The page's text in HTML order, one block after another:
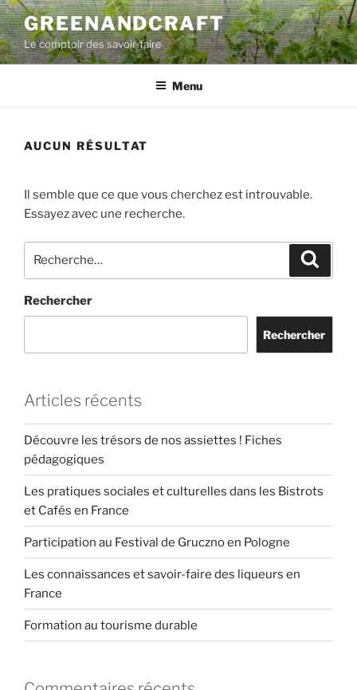
Aller
au
contenu
principal
GREENANDCRAFT
Le comptoir des savoir-faire
Menu
AUCUN RÉSULTAT
Il semble que ce que vous cherchez est introuvable.
Essayez avec une recherche.
pour
Rechercher
Rechercher
Articles récents
Découvre les trésors de nos assiettes ! Fiches
pédagogiques
Les pratiques sociales et culturelles dans les Bistrots
et Cafés en France
Participation au Festival de Gruczno en Pologne
Les connaissances et savoir-faire des liqueurs en
France
Formation au tourisme durable